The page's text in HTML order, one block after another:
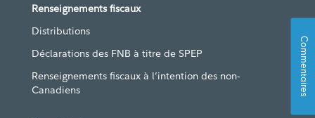
Renseignements fiscaux
Distributions
Déclarations des FNB à titre de SPEP
Renseignements fiscaux à l’intention des non-
Canadiens
Commentaires